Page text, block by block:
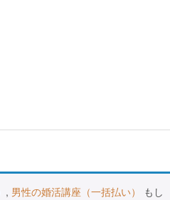
, 男性の婚活講座（一括払い）
もし